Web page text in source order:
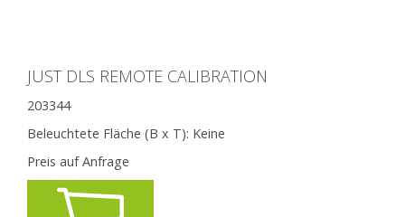
JUST DLS REMOTE CALIBRATION
203344
Beleuchtete Fläche (B x T): Keine
Preis auf Anfrage